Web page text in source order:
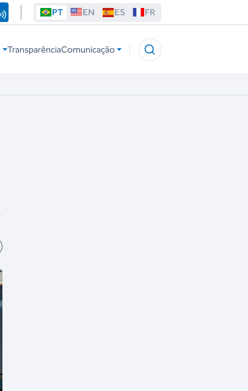
PT EN ES FR
TransparênciaComunicação